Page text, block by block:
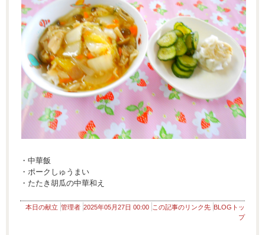
・中華飯
・ポークしゅうまい
・たたき胡瓜の中華和え
本日の献立 管理者 2025年05月27日 00:00 この記事のリンク先 BLOGトッ
プ